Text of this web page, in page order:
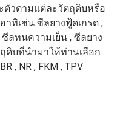
วตามแต่ละวัตถุดิบหรือ
ทิเช่น ซีลยางฟู้ดเกรด ,
ลทนความเย็น , ซีลยาง
ดิบที่นำมาให้ท่านเลือก
, NR , FKM , TPV